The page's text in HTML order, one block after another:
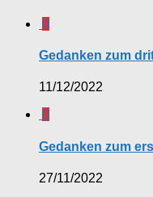
0
Gedanken zum
11/12/2022
0
Gedanken zum
27/11/2022